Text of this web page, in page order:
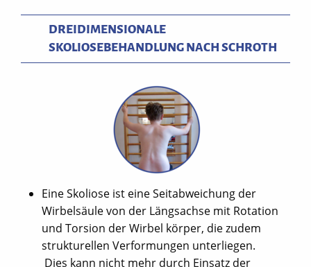
DREIDIMENSIONALE
SKOLIOSEBEHANDLUNG NACH SCHROTH
Eine Skoliose ist eine Seitabweichung der
Wirbelsäule von der Längsachse mit Rotation
und Torsion der Wirbel körper, die zudem
strukturellen Verformungen unterliegen.
Dies kann nicht mehr durch Einsatz der